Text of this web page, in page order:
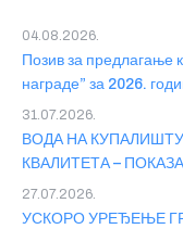
Позив за предлагање
награде” за 2026.
04.08.2026.
ВОДА НА
КВАЛИТЕТА –
31.07.2026.
УСКОРО УРЕЂЕЊЕ
27.07.2026.